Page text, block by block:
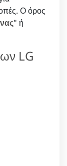
Ο όρος
" ή
LG